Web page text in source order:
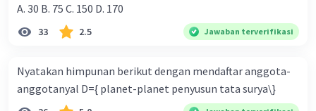
A. 30 B. 75 C. 150 D. 170
33 2.5 Jawaban terverifikasi
Nyatakan himpunan berikut dengan mendaftar anggota-
anggotanyal D={ planet-planet penyusun tata surya\}